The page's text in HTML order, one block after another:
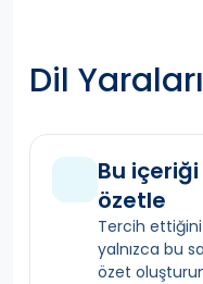
Dil Yaraları
Bu
özetle
Tercih
yalnızca bu
özet